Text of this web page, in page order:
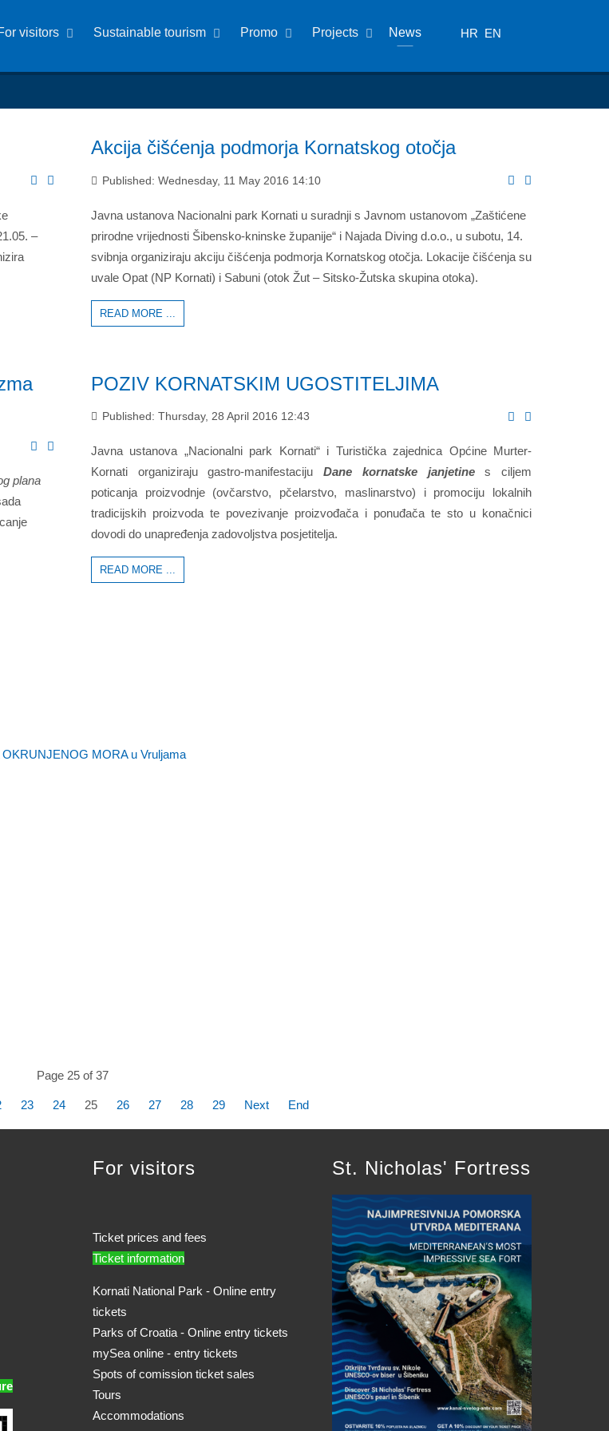
visitors Sustainable tourism Promo Projects News HR EN
–
Akcija čišćenja podmorja Kornatskog otočja
Published: Wednesday, 11 May 2016 14:10
Javna ustanova Nacionalni park Kornati u suradnji s Javnom ustanovom „Zaštićene
prirodne vrijednosti Šibensko-kninske županije“ i Najada Diving d.o.o., u subotu, 14.
svibnja organiziraju akciju čišćenja podmorja Kornatskog otočja. Lokacije čišćenja su
uvale Opat (NP Kornati) i Sabuni (otok Žut – Sitsko-Žutska skupina otoka).
READ MORE ...
plana
POZIV KORNATSKIM UGOSTITELJIMA
Published: Thursday, 28 April 2016 12:43
Javna ustanova „Nacionalni park Kornati“ i Turistička zajednica Općine Murter-
Kornati organiziraju gastro-manifestacijuDane kornatske janjetines ciljem
poticanja proizvodnje (ovčarstvo, pčelarstvo, maslinarstvo) i promociju lokalnih
tradicijskih proizvoda te povezivanje proizvođača i ponuđača te sto u konačnici
dovodi do unapređenja zadovoljstva posjetitelja.
READ MORE ...
MORA u Vruljama
Page 25 of 37
23 24 25 26 27 28 29 Next End
For visitors
Ticket prices and fees
Ticket information
Kornati National Park - Online entry
tickets
Parks of Croatia - Online entry tickets
mySea online - entry tickets
Spots of comission ticket sales
Tours
Accommodations
St. Nicholas' Fortress